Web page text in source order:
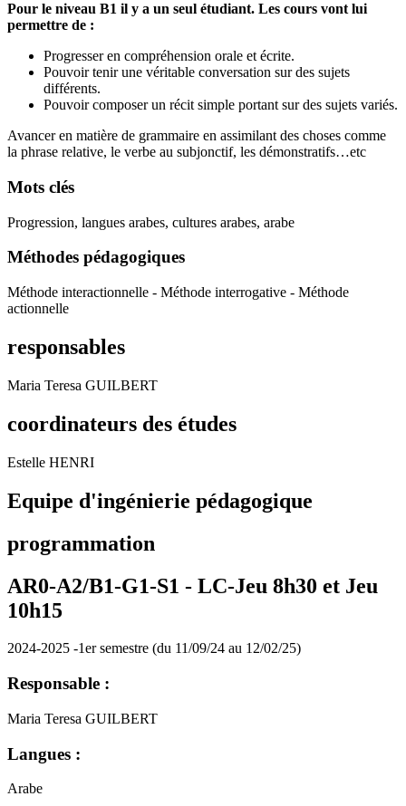
Pour le niveau B1 il y a un seul étudiant. Les cours vont lui
permettre de :
Progresser en compréhension orale et écrite.
Pouvoir tenir une véritable conversation sur des sujets
différents.
Pouvoir composer un récit simple portant sur des sujets variés.
Avancer en matière de grammaire en assimilant des choses comme
la phrase relative, le verbe au subjonctif, les démonstratifs…etc
Mots clés
Progression, langues arabes, cultures arabes, arabe
Méthodes pédagogiques
Méthode interactionnelle - Méthode interrogative - Méthode
actionnelle
responsables
Maria Teresa GUILBERT
coordinateurs des études
Estelle HENRI
Equipe d'ingénierie pédagogique
programmation
AR0-A2/B1-G1-S1 - LC-Jeu 8h30 et Jeu
10h15
2024-2025 -1er semestre (du 11/09/24 au 12/02/25)
Responsable :
Maria Teresa GUILBERT
Langues :
Arabe